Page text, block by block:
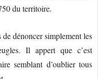
du territoire.
de dénoncer simplement les
Il appert que c’est
semblant d’oublier tous